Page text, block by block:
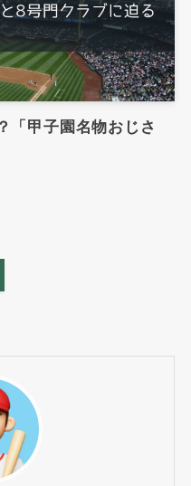
「甲子園名物おじさ